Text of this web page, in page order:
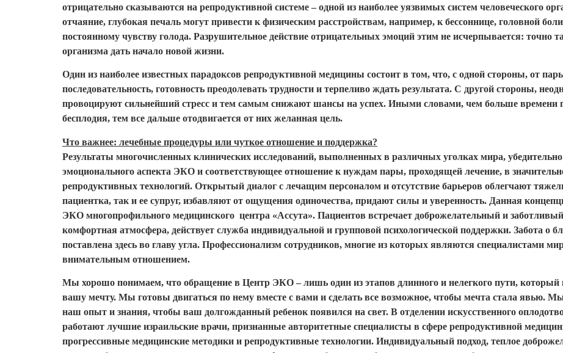
отрицательно сказываются на репродуктивной системе – одной из наиболее уязвимых систем человеческого
отчаяние, глубокая печаль могут привести к физическим расстройствам, например, к бессоннице, головной
постоянному чувству голода. Разрушительное действие отрицательных эмоций этим не исчерпывается: точно
организма дать начало новой жизни.
Один из наиболее известных парадоксов репродуктивной медицины состоит в том, что, с одной стороны, от
последовательность, готовность преодолевать трудности и терпеливо ждать результата. С другой стороны,
провоцируют сильнейший стресс и тем самым снижают шансы на успех. Иными словами, чем больше времени
бесплодия, тем все дальше отодвигается от них желанная цель.
Что важнее: лечебные процедуры или чуткое отношение и поддержка?
Результаты многочисленных клинических исследований, выполненных в различных уголках мира,
эмоционального аспекта ЭКО и соответствующее отношение к нуждам пары, проходящей лечение, в
репродуктивных технологий. Открытый диалог с лечащим персоналом и отсутствие барьеров облегчают
пациентка, так и ее супруг, избавляют от ощущения одиночества, придают силы и уверенность. Данная
ЭКО многопрофильного медицинского центра «Ассута». Пациентов встречает доброжелательный и
комфортная атмосфера, действует служба индивидуальной и групповой психологической поддержки. Забота о
поставлена здесь во главу угла. Профессионализм сотрудников, многие из которых являются специалистами
внимательным отношением.
Мы хорошо понимаем, что обращение в Центр ЭКО – лишь один из этапов длинного и нелегкого пути,
вашу мечту. Мы готовы двигаться по нему вместе с вами и сделать все возможное, чтобы мечта стала явью.
наш опыт и знания, чтобы ваш долгожданный ребенок появился на свет. В отделении искусственного
работают лучшие израильские врачи, признанные авторитетные специалисты в сфере репродуктивной
прогрессивные медицинские методики и репродуктивные технологии. Индивидуальный подход, теплое